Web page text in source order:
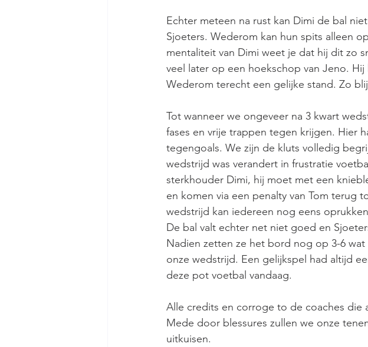
Echter meteen na rust kan Dimi de bal
Sjoeters. Wederom kan hun spits alleen
mentaliteit van Dimi weet je dat hij dit zo
veel later op een hoekschop van Jeno.
Wederom terecht een gelijke stand. Zo
Tot wanneer we ongeveer na 3 kwart
fases en vrije trappen tegen krijgen. Hier
tegengoals. We zijn de kluts volledig
wedstrijd was verandert in frustratie
sterkhouder Dimi, hij moet met een
en komen via een penalty van Tom terug
wedstrijd kan iedereen nog eens
De bal valt echter net niet goed en
Nadien zetten ze het bord nog op 3-6
onze wedstrijd. Een gelijkspel had altijd
deze pot voetbal vandaag.
Alle credits en corroge to de coaches die
Mede door blessures zullen we onze
uitkuisen.